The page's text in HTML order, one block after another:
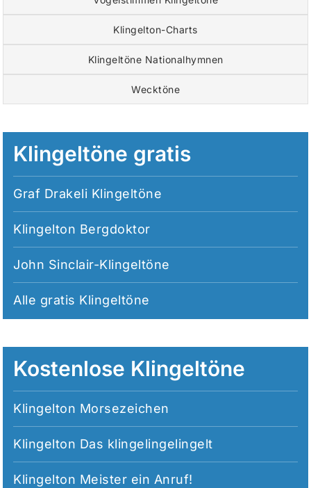
Klingelton-Charts
Klingeltöne Nationalhymnen
Wecktöne
Klingeltöne gratis
Graf Drakeli Klingeltöne
Klingelton Bergdoktor
John Sinclair-Klingeltöne
Alle gratis Klingeltöne
Kostenlose Klingeltöne
Klingelton Morsezeichen
Klingelton Das klingelingelingelt
Klingelton Meister ein Anruf!